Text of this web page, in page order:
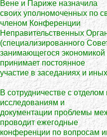
Вене и Париже назначила
своих уполномоченных по
членом Конференции
Неправительственных
(специализированного
занимающегося
принимает постоянное
участие в заседаниях и
В сотрудничестве с
исследованиям и
документации проблемы
проводит ежегодные
конференции по вопросам